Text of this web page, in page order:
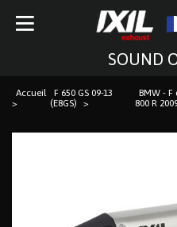
SOUND
Accueil
F 650 GS 09-13
(E8GS)
BMW - F
800 R